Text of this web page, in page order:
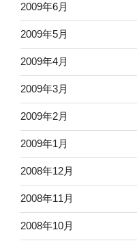
2009年6月
2009年5月
2009年4月
2009年3月
2009年2月
2009年1月
2008年12月
2008年11月
2008年10月